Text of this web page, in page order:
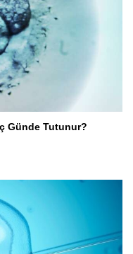
Günde Tutunur?